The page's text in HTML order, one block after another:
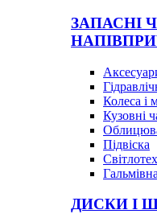
ЗАПАСНІ
Колеса і
Кузовні
Підвіска
ДИСКИ І